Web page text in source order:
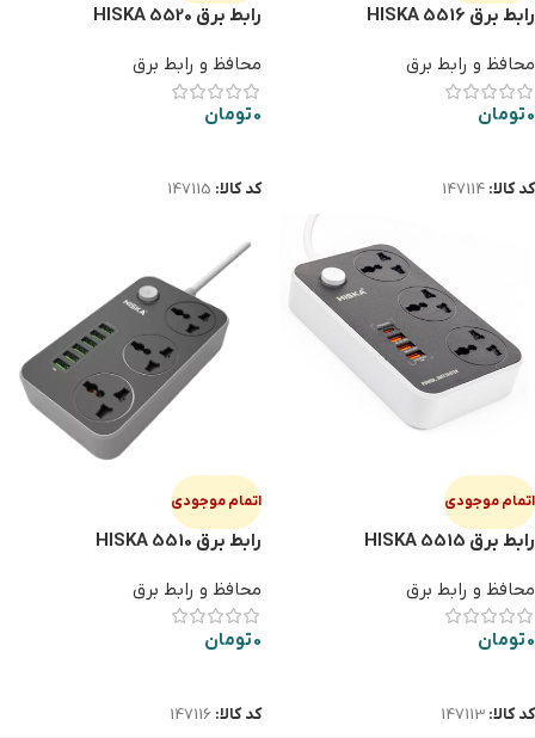
رابط برق HISKA 5516
محافظ و رابط برق
0تومان
کد کالا: 147114
رابط برق HISKA 5520
محافظ و رابط برق
0تومان
کد کالا: 147115
اتمام موجودی
رابط برق HISKA 5515
محافظ و رابط برق
0تومان
کد کالا: 147113
اتمام موجودی
رابط برق HISKA 5510
محافظ و رابط برق
0تومان
کد کالا: 147116